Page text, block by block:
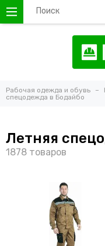
Рабочая одежда и обувь
спецодежда в Бодайбо
Летняя